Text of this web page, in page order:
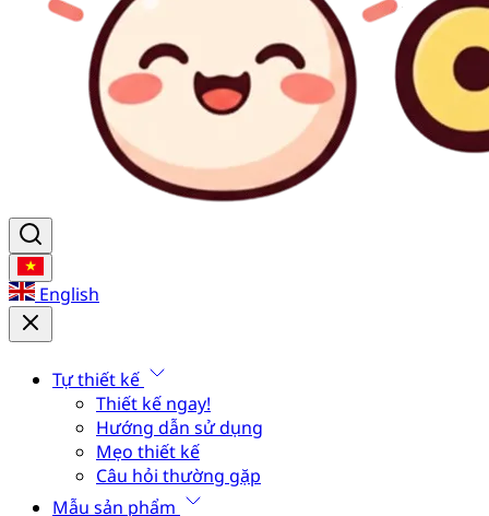
English
Tự thiết kế
Thiết kế ngay!
Hướng dẫn sử dụng
Mẹo thiết kế
Câu hỏi thường gặp
Mẫu sản phẩm